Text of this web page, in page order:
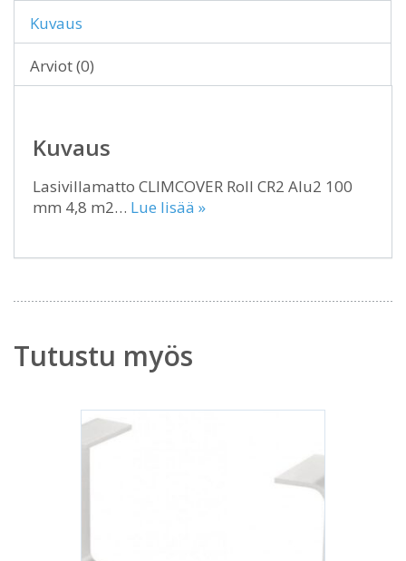
Kuvaus
Arviot (0)
Kuvaus
Lasivillamatto CLIMCOVER Roll CR2 Alu2 100
mm 4,8 m2… Lue lisää »
Tutustu myös